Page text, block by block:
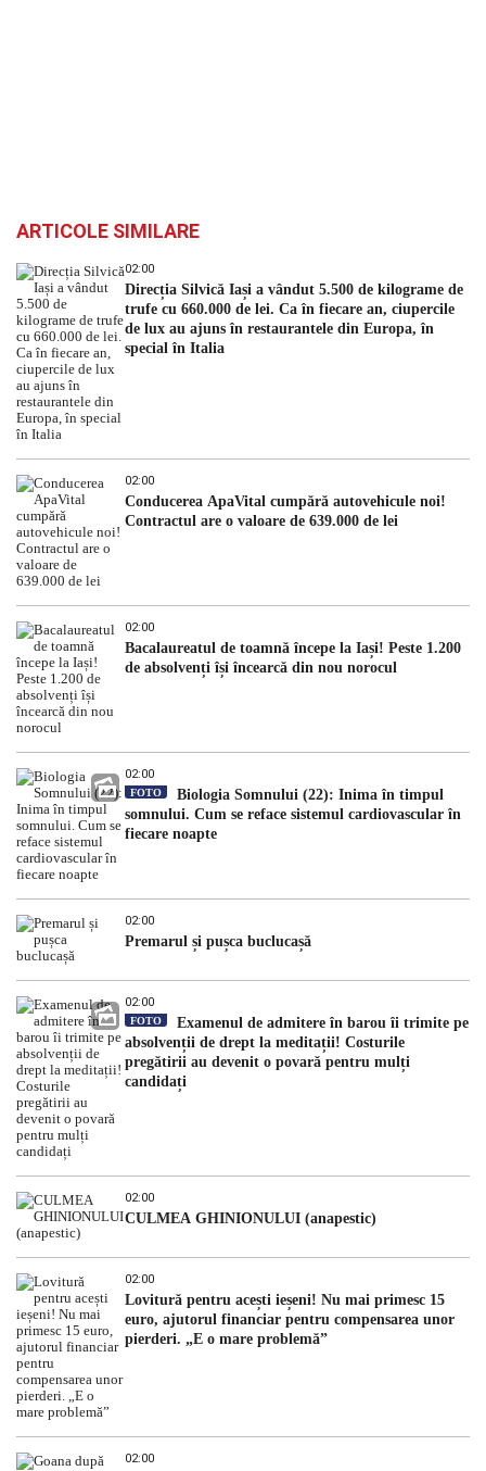
ARTICOLE SIMILARE
02:00
Direcția Silvică Iași a vândut 5.500 de kilograme de
trufe cu 660.000 de lei. Ca în fiecare an, ciupercile
de lux au ajuns în restaurantele din Europa, în
special în Italia
02:00
Conducerea ApaVital cumpără autovehicule noi!
Contractul are o valoare de 639.000 de lei
02:00
Bacalaureatul de toamnă începe la Iași! Peste 1.200
de absolvenți își încearcă din nou norocul
02:00
FOTO
Biologia Somnului (22): Inima în timpul
somnului. Cum se reface sistemul cardiovascular în
fiecare noapte
02:00
Premarul și pușca buclucașă
02:00
FOTO
Examenul de admitere în barou îi trimite pe
absolvenții de drept la meditații! Costurile
pregătirii au devenit o povară pentru mulți
candidați
02:00
CULMEA GHINIONULUI (anapestic)
02:00
Lovitură pentru acești ieșeni! Nu mai primesc 15
euro, ajutorul financiar pentru compensarea unor
pierderi. „E o mare problemă”
02:00